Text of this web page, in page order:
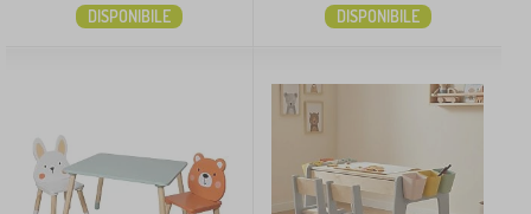
DISPONIBILE DISPONIBILE